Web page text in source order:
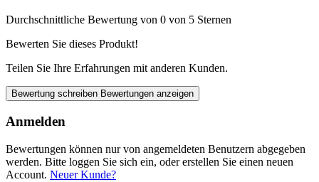
Durchschnittliche Bewertung von 0 von 5 Sternen
Bewerten Sie dieses Produkt!
Teilen Sie Ihre Erfahrungen mit anderen Kunden.
Bewertung schreiben Bewertungen anzeigen
Anmelden
Bewertungen können nur von angemeldeten Benutzern abgegeben
werden. Bitte loggen Sie sich ein, oder erstellen Sie einen neuen
Account. Neuer Kunde?